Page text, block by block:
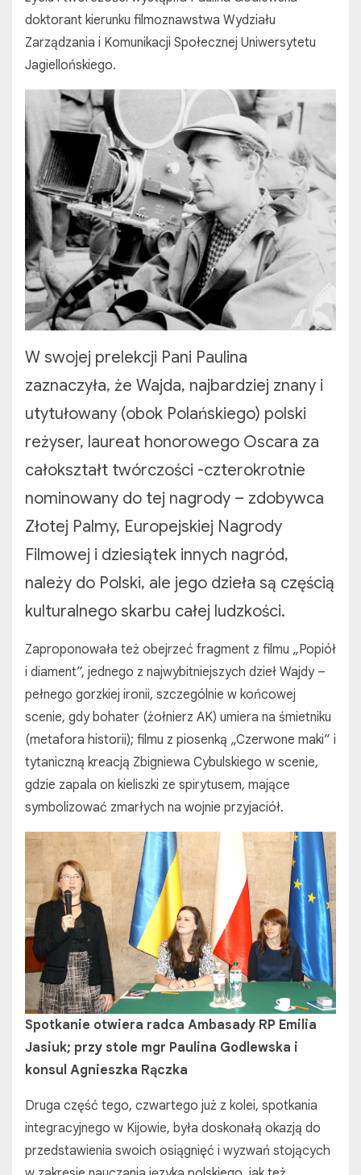
doktorant kierunku filmoznawstwa Wydziału
Zarządzania i Komunikacji Społecznej Uniwersytetu
Jagiellońskiego.
W swojej prelekcji Pani Paulina
zaznaczyła, że Wajda, najbardziej znany i
utytułowany (obok Polańskiego) polski
reżyser, laureat honorowego Oscara za
całokształt twórczości -czterokrotnie
nominowany do tej nagrody – zdobywca
Złotej Palmy, Europejskiej Nagrody
Filmowej i dziesiątek innych nagród,
należy do Polski, ale jego dzieła są częścią
kulturalnego skarbu całej ludzkości.
Zaproponowała też obejrzeć fragment z filmu „Popiół
i diament”, jednego z najwybitniejszych dzieł Wajdy –
pełnego gorzkiej ironii, szczególnie w końcowej
scenie, gdy bohater (żołnierz AK) umiera na śmietniku
(metafora historii); filmu z piosenką „Czerwone maki” i
tytaniczną kreacją Zbigniewa Cybulskiego w scenie,
gdzie zapala on kieliszki ze spirytusem, mające
symbolizować zmarłych na wojnie przyjaciół.
Spotkanie otwiera radca Ambasady RP Emilia
Jasiuk; przy stole mgr Paulina Godlewska i
konsul Agnieszka Rączka
Druga część tego, czwartego już z kolei, spotkania
integracyjnego w Kijowie, była doskonałą okazją do
przedstawienia swoich osiągnięć i wyzwań stojących